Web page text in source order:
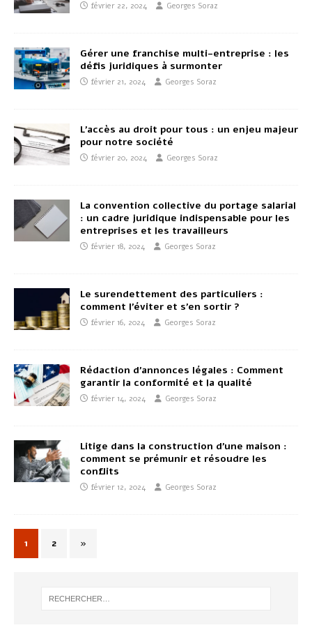
février 22, 2024 Georges Soraz
Gérer une franchise multi-entreprise : les
défis juridiques à surmonter
février 21, 2024 Georges Soraz
L’accès au droit pour tous : un enjeu majeur
pour notre société
février 20, 2024 Georges Soraz
La convention collective du portage salarial
: un cadre juridique indispensable pour les
entreprises et les travailleurs
février 18, 2024 Georges Soraz
Le surendettement des particuliers :
comment l’éviter et s’en sortir ?
février 16, 2024 Georges Soraz
Rédaction d’annonces légales : Comment
garantir la conformité et la qualité
février 14, 2024 Georges Soraz
Litige dans la construction d’une maison :
comment se prémunir et résoudre les
conflits
février 12, 2024 Georges Soraz
1 2 »